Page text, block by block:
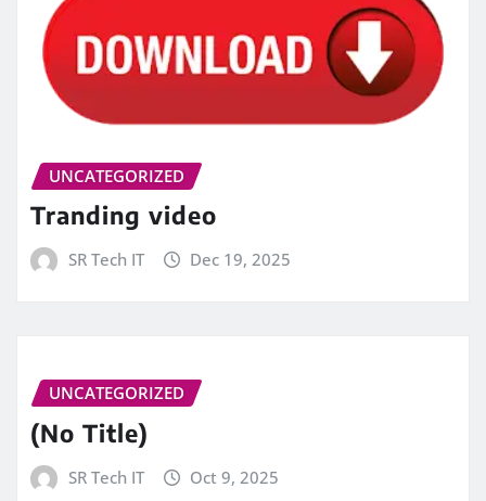
UNCATEGORIZED
Tranding video
SR Tech IT Dec 19, 2025
UNCATEGORIZED
(No Title)
SR Tech IT Oct 9, 2025